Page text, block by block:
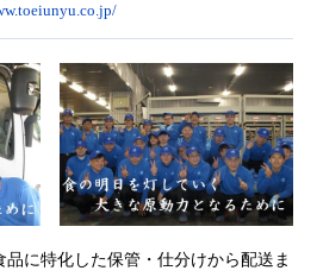
に特化した保管・仕分けから配送ま